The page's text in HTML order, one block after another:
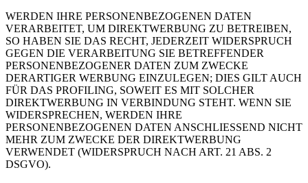
WERDEN IHRE PERSONENBEZOGENEN DATEN
VERARBEITET, UM DIREKTWERBUNG ZU BETREIBEN,
SO HABEN SIE DAS RECHT, JEDERZEIT WIDERSPRUCH
GEGEN DIE VERARBEITUNG SIE BETREFFENDER
PERSONENBEZOGENER DATEN ZUM ZWECKE
DERARTIGER WERBUNG EINZULEGEN; DIES GILT AUCH
FÜR DAS PROFILING, SOWEIT ES MIT SOLCHER
DIREKTWERBUNG IN VERBINDUNG STEHT. WENN SIE
WIDERSPRECHEN, WERDEN IHRE
PERSONENBEZOGENEN DATEN ANSCHLIESSEND NICHT
MEHR ZUM ZWECKE DER DIREKTWERBUNG
VERWENDET (WIDERSPRUCH NACH ART. 21 ABS. 2
DSGVO).